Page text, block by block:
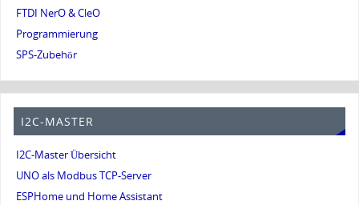
FTDI NerO & CleO
Programmierung
SPS-Zubehör
I2C-MASTER
I2C-Master Übersicht
UNO als Modbus TCP-Server
ESPHome und Home Assistant